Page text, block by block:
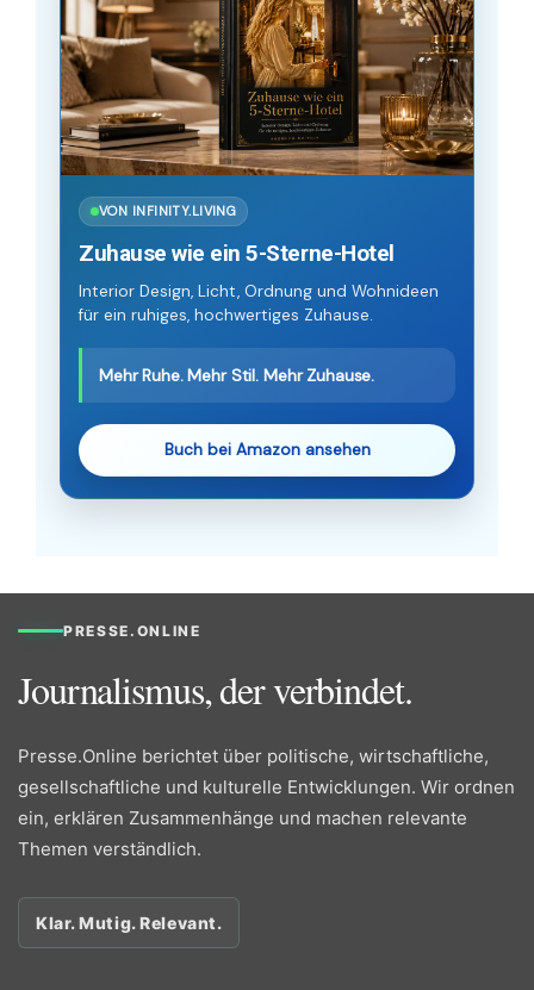
VON INFINITY.LIVING
Zuhause wie ein 5-Sterne-Hotel
Interior Design, Licht, Ordnung und Wohnideen
für ein ruhiges, hochwertiges Zuhause.
Mehr Ruhe. Mehr Stil. Mehr Zuhause.
Buch bei Amazon ansehen
PRESSE.ONLINE
Journalismus, der verbindet.
Presse.Online berichtet über politische, wirtschaftliche,
gesellschaftliche und kulturelle Entwicklungen. Wir ordnen
ein, erklären Zusammenhänge und machen relevante
Themen verständlich.
Klar. Mutig. Relevant.